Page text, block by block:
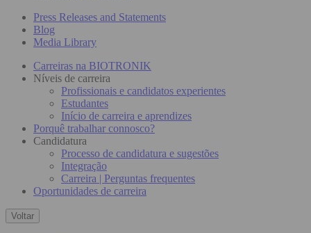
Press Releases and Statements
Blog
Media Library
Carreiras na BIOTRONIK
Níveis de carreira
Profissionais e candidatos experientes
Estudantes
Início de carreira e aprendizes
Porquê trabalhar connosco?
Candidatura
Processo de candidatura e sugestões
Integração
Carreira | Perguntas frequentes
Oportunidades de carreira
Voltar